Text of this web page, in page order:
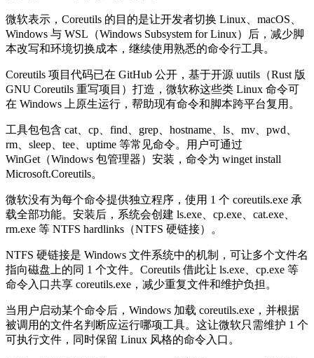
微软表示，Coreutils 的目的是让开发者切换 Linux、macOS、
Windows 与 WSL（Windows Subsystem for Linux）后，减少脚
本改写和环境切换成本，继续使用熟悉的命令行工具。
Coreutils 项目代码已在 GitHub 公开，基于开源 uutils（Rust 版
GNU Coreutils 重写项目）打造，微软称这些类 Linux 命令可
在 Windows 上原生运行，帮助现有命令和脚本跨平台复用。
工具包包含 cat、cp、find、grep、hostname、ls、mv、pwd、
rm、sleep、tee、uptime 等常见命令。用户可通过
WinGet（Windows 包管理器）安装，命令为 winget install
Microsoft.Coreutils。
微软没有为每个命令提供独立程序，使用 1 个 coreutils.exe 承
载全部功能。安装后，系统会创建 ls.exe、cp.exe、cat.exe、
rm.exe 等 NTFS hardlinks（NTFS 硬链接）。
NTFS 硬链接是 Windows 文件系统中的机制，可让多个文件名
指向磁盘上的同 1 个文件。Coreutils 借此让 ls.exe、cp.exe 等
命令入口共享 coreutils.exe，减少重复文件和维护负担。
当用户启动某个命令后，Windows 加载 coreutils.exe，并根据
被调用的文件名判断应运行哪项工具。这让微软只需维护 1 个
可执行文件，同时保留 Linux 风格的命令入口。